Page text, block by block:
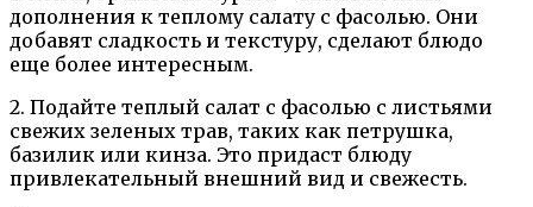
дополнения к теплому салату с фасолью. Они
добавят сладкость и текстуру, сделают блюдо
еще более интересным.
2. Подайте теплый салат с фасолью с листьями
свежих зеленых трав, таких как петрушка,
базилик или кинза. Это придаст блюду
привлекательный внешний вид и свежесть.